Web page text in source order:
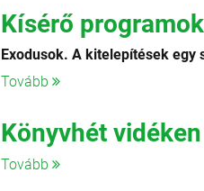
Kísérő programok
Exodusok. A kitelepítések egy
Tovább
Könyvhét vidéken
Tovább